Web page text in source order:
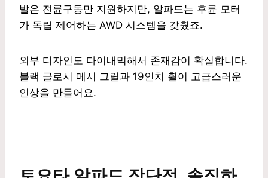
발은 전륜구동만 지원하지만, 알파드는 후륜 모터
가 독립 제어하는 AWD 시스템을 갖췄죠.
외부 디자인도 다이내믹해서 존재감이 확실합니다.
블랙 글로시 메시 그릴과 19인치 휠이 고급스러운
인상을 만들어요.